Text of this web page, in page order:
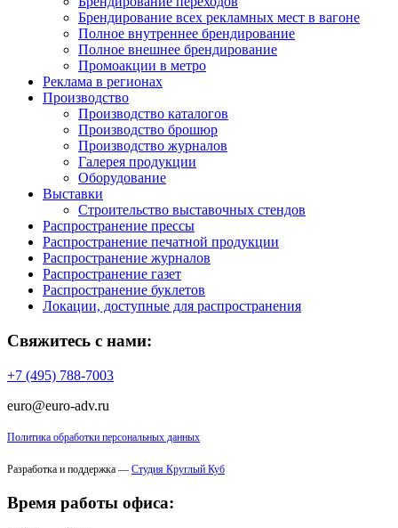
Брендирование всех рекламных мест в вагоне
Полное внутреннее брендирование
Полное внешнее брендирование
Промоакции в метро
Реклама в регионах
Производство
Производство каталогов
Производство брошюр
Производство журналов
Галерея продукции
Оборудование
Выставки
Строительство выставочных стендов
Распространение прессы
Распространение печатной продукции
Распространение журналов
Распространение газет
Распространение буклетов
Локации, доступные для распространения
Свяжитесь с нами:
+7 (495) 788-7003
euro@euro-adv.ru
Политика обработки персональных данных
Разработка и поддержка — Студия Круглый Куб
Время работы офиса: